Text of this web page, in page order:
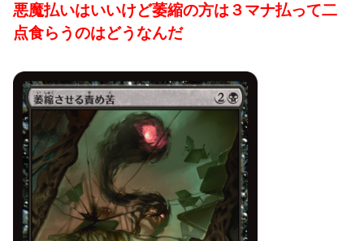
悪魔払いはいいけど萎縮の方は３マナ払って二
点食らうのはどうなんだ